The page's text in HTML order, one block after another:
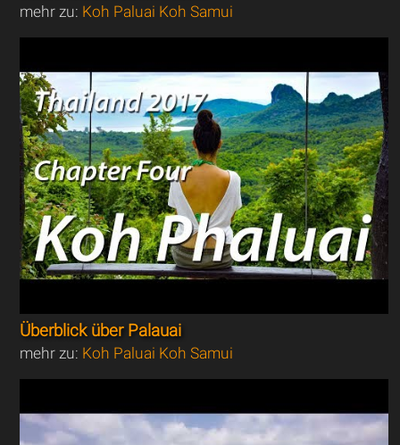
mehr zu: Koh Paluai Koh Samui
Überblick über Palauai
mehr zu: Koh Paluai Koh Samui